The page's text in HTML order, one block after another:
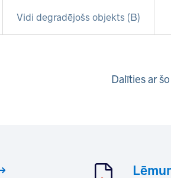
Vidi degradējošs objekts (B)
Dalīties ar